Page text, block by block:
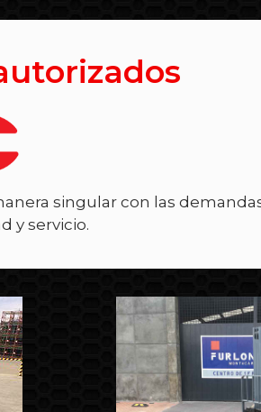
singular con las
y servicio.